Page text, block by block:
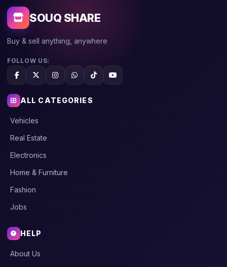
SOUQ SHARE
Buy & sell anything, anywhere
FOLLOW US:
ALL CATEGORIES
Vehicles
Real Estate
Electronics
Home & Furniture
Fashion
Jobs
HELP
About Us